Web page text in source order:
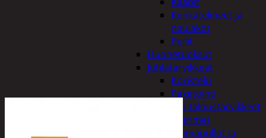
Kenkätelineet ja
naulakot
Peilit
Huonetuoksut
Juhlatarvikkeet
Koristelu
Paketointi
Keittiö ja taloustarvikkeet
Aterimet
Juomapullot ja